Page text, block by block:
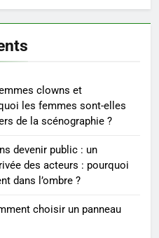
les chutes chez les
aménagement et
à La Rochelle : où
un accompagnement
clowns et
les femmes sont-elles
de la scénographie ?
devenir public : un
des acteurs : pourquoi
dans l’ombre ?
choisir un panneau